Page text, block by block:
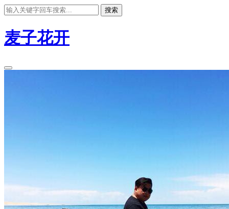
搜索
麦子花开